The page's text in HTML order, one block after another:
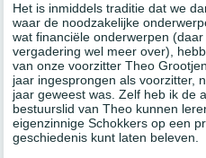
Het is inmiddels traditie dat we
waar de noodzakelijke
wat financiële onderwerpen
vergadering wel meer over),
van onze voorzitter Theo
jaar ingesprongen als voorzitter,
jaar geweest was. Zelf heb ik de
bestuurslid van Theo kunnen
eigenzinnige Schokkers op een
geschiedenis kunt laten beleven.